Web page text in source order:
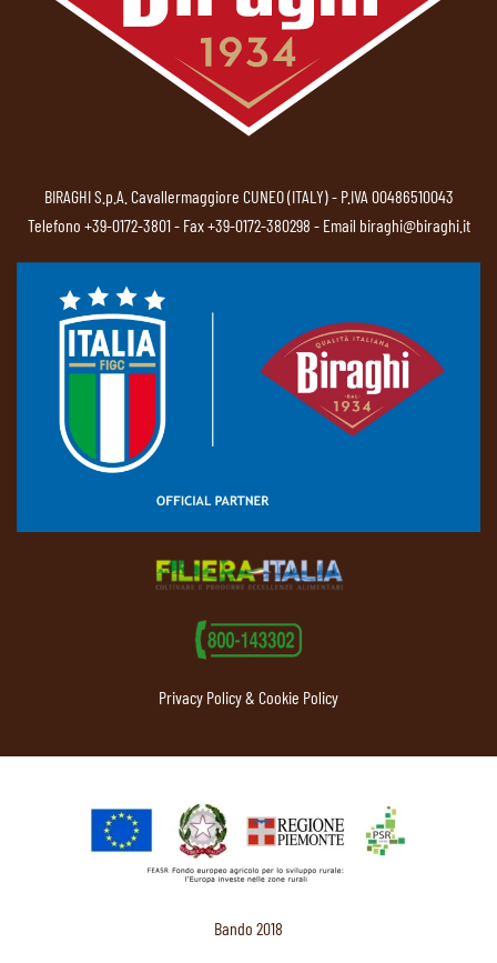
BIRAGHI S.p.A. Cavallermaggiore CUNEO (ITALY) - P.IVA 00486510043
Telefono +39-0172-3801- Fax +39-0172-380298 - Email biraghi@biraghi.it
Privacy Policy & Cookie Policy
Bando 2018